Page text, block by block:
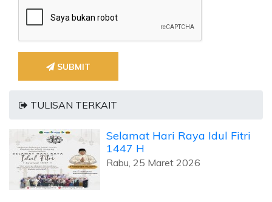
SUBMIT
TULISAN TERKAIT
Selamat Hari Raya Idul Fitri
1447 H
Rabu, 25 Maret 2026